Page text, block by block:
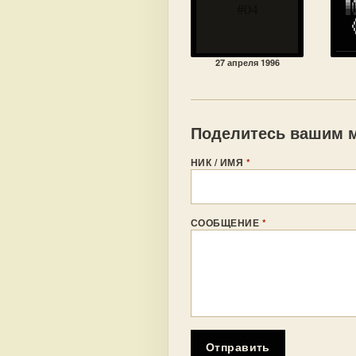
27 апреля 1996
Поделитесь вашим
НИК / ИМЯ *
СООБЩЕНИЕ *
Отправить